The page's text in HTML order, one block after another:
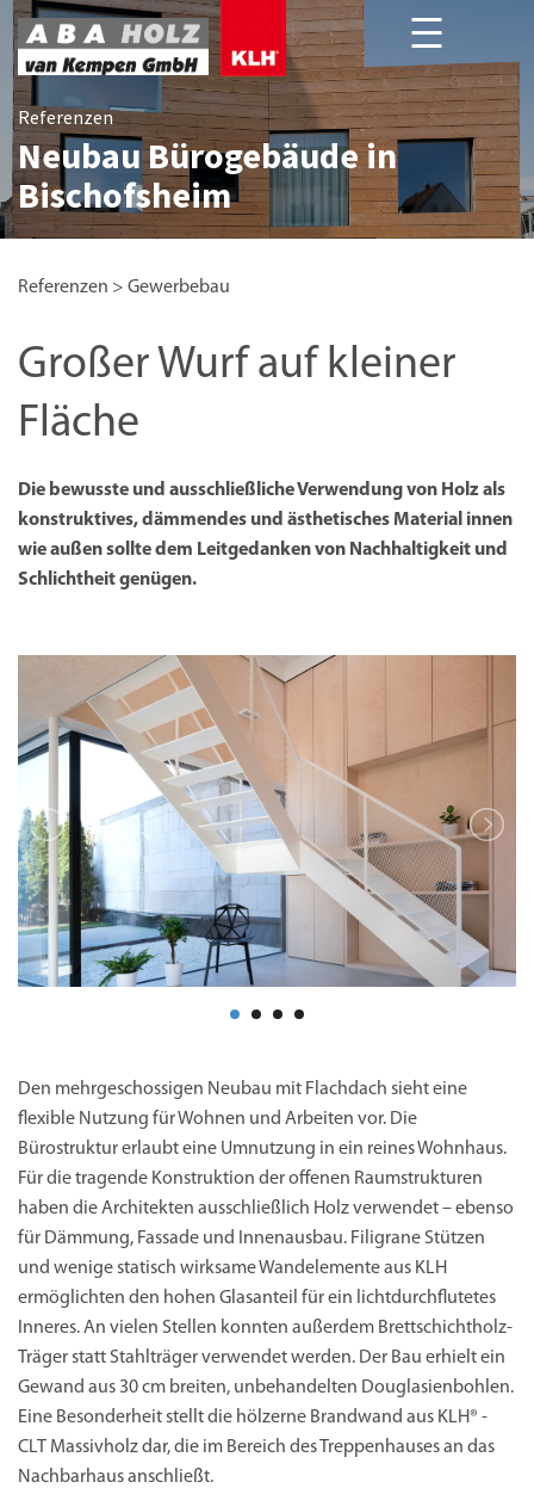
Unsere Projekte deutschlandweit
Referenzen
Referenzen
Neubau Bürogebäude in
Bischofsheim
Referenzen > Gewerbebau
Großer Wurf auf kleiner
Fläche
Die bewusste und ausschließliche Verwendung von Holz als
konstruktives, dämmendes und ästhetisches Material innen
wie außen sollte dem Leitgedanken von Nachhaltigkeit und
Schlichtheit genügen.
Den mehrgeschossigen Neubau mit Flachdach sieht eine
flexible Nutzung für Wohnen und Arbeiten vor. Die
Bürostruktur erlaubt eine Umnutzung in ein reines Wohnhaus.
Für die tragende Konstruktion der offenen Raumstrukturen
haben die Architekten ausschließlich Holz verwendet – ebenso
für Dämmung, Fassade und Innenausbau. Filigrane Stützen
und wenige statisch wirksame Wandelemente aus KLH
ermöglichten den hohen Glasanteil für ein lichtdurchflutetes
Inneres. An vielen Stellen konnten außerdem Brettschichtholz-
Träger statt Stahlträger verwendet werden. Der Bau erhielt ein
Gewand aus 30 cm breiten, unbehandelten Douglasienbohlen.
Eine Besonderheit stellt die hölzerne Brandwand aus KLH® -
CLT Massivholz dar, die im Bereich des Treppenhauses an das
Nachbarhaus anschließt.